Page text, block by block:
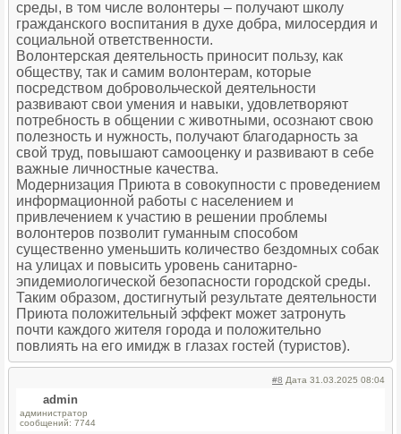
среды, в том числе волонтеры – получают школу
гражданского воспитания в духе добра, милосердия и
социальной ответственности.
Волонтерская деятельность приносит пользу, как
обществу, так и самим волонтерам, которые
посредством добровольческой деятельности
развивают свои умения и навыки, удовлетворяют
потребность в общении с животными, осознают свою
полезность и нужность, получают благодарность за
свой труд, повышают самооценку и развивают в себе
важные личностные качества.
Модернизация Приюта в совокупности с проведением
информационной работы с населением и
привлечением к участию в решении проблемы
волонтеров позволит гуманным способом
существенно уменьшить количество бездомных собак
на улицах и повысить уровень санитарно-
эпидемиологической безопасности городской среды.
Таким образом, достигнутый результате деятельности
Приюта положительный эффект может затронуть
почти каждого жителя города и положительно
повлиять на его имидж в глазах гостей (туристов).
#8 Дата 31.03.2025 08:04
admin
администратор
сообщений: 7744